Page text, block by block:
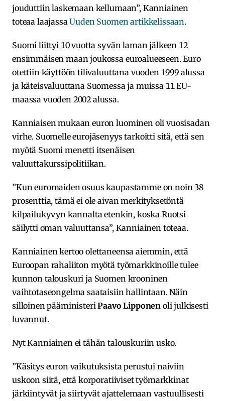
jouduttiin laskemaan kellumaan”, Kanniainen
toteaa laajassaUuden Suomen artikkelissaan.
Suomi liittyi 10 vuotta syvän laman jälkeen 12
ensimmäisen maan joukossa euroalueeseen. Euro
otettiin käyttöön tilivaluuttana vuoden 1999 alussa
ja käteisvaluuttana Suomessa ja muissa 11 EU-
maassa vuoden 2002 alussa.
Kanniaisen mukaan euron luominen oli vuosisadan
virhe. Suomelle eurojäsenyys tarkoitti sitä, että sen
myötä Suomi menetti itsenäisen
valuuttakurssipolitiikan.
”Kun euromaiden osuus kaupastamme on noin 38
prosenttia, tämä ei ole aivan merkityksetöntä
kilpailukyvyn kannalta etenkin, koska Ruotsi
säilytti oman valuuttansa”, Kanniainen toteaa.
Kanniainen kertoo olettaneensa aiemmin, että
Euroopan rahaliiton myötä työmarkkinoille tulee
kunnon talouskuri ja Suomen krooninen
vaihtotaseongelma saataisiin hallintaan. Näin
silloinen pääministeri Paavo Lipponen oli julkisesti
luvannut.
Nyt Kanniainen ei tähän talouskuriin usko.
”Käsitys euron vaikutuksista perustui naiviin
uskoon siitä, että korporatiiviset työmarkkinat
järkiintyvät ja siirtyvät ajattelemaan vastuullisesti